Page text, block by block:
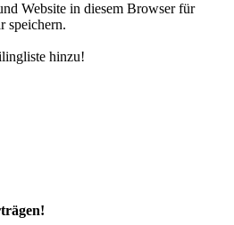
Website in diesem Browser für
speichern.
hinzu!